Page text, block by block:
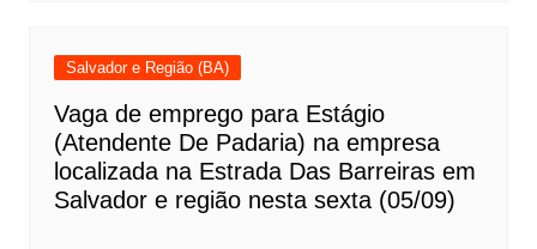
Salvador e Região (BA)
Vaga de emprego para Estágio
(Atendente De Padaria) na empresa
localizada na Estrada Das Barreiras em
Salvador e região nesta sexta (05/09)